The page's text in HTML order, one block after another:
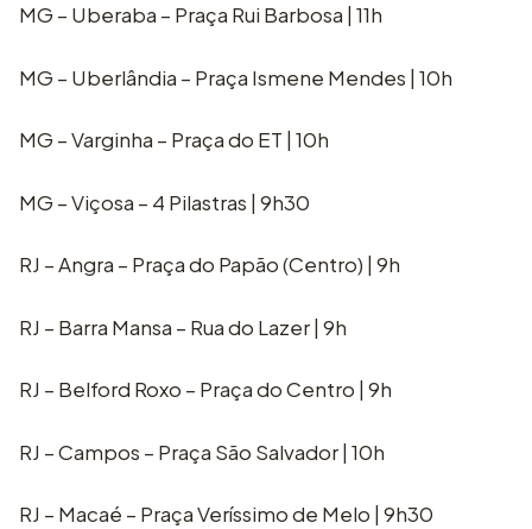
MG – Uberaba – Praça Rui Barbosa | 11h
MG – Uberlândia – Praça Ismene Mendes | 10h
MG – Varginha – Praça do ET | 10h
MG – Viçosa – 4 Pilastras | 9h30
RJ – Angra – Praça do Papão (Centro) | 9h
RJ – Barra Mansa – Rua do Lazer | 9h
RJ – Belford Roxo – Praça do Centro | 9h
RJ – Campos – Praça São Salvador | 10h
RJ – Macaé – Praça Veríssimo de Melo | 9h30